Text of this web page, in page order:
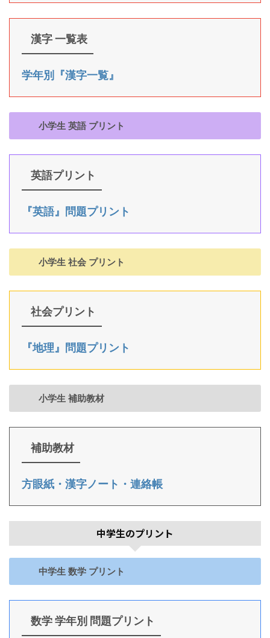
漢字 一覧表
学年別『漢字一覧』
小学生 英語 プリント
英語プリント
『英語』問題プリント
小学生 社会 プリント
社会プリント
『地理』問題プリント
小学生 補助教材
補助教材
方眼紙・漢字ノート・連絡帳
中学生のプリント
中学生 数学 プリント
数学 学年別 問題プリント